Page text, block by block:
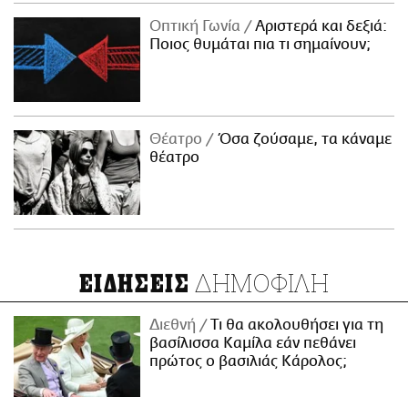
Οπτική Γωνία
Αριστερά και δεξιά:
Ποιος θυμάται πια τι σημαίνουν;
Θέατρο
Όσα ζούσαμε, τα κάναμε
θέατρο
ΕΙΔΗΣΕΙΣ ΔΗΜΟΦΙΛΗ
Διεθνή
Τι θα ακολουθήσει για τη
βασίλισσα Καμίλα εάν πεθάνει
πρώτος ο βασιλιάς Κάρολος;